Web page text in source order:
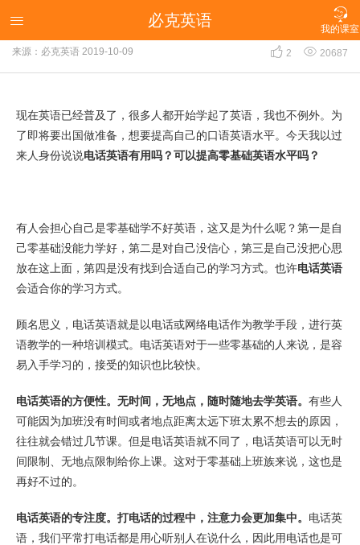

我的课室
 必克英语
电话英语有用吗？可以提高零基础英语水平吗？
来源：必克英语 2019-10-09  2  20687
现在英语已经普及了，很多人都开始学起了英语，我也不例外。为
了即将要出国做准备，想要提高自己的口语英语水平。今天我以过
来人身份说说电话英语有用吗？可以提高零基础英语水平吗？
有人会担心自己是零基础学不好英语，这又是为什么呢？第一是自
己零基础没能力学好，第二是对自己没信心，第三是自己没把心思
放在这上面，第四是没有找到合适自己的学习方式。也许电话英语
会适合你的学习方式。
顾名思义，电话英语就是以电话或网络电话作为教学手段，进行英
语教学的一种培训模式。电话英语对于一些零基础的人来说，是容
易入手学习的，接受的知识也比较快。
电话英语的方便性。无时间，无地点，随时随地去学英语。 有些人
可能因为加班没有时间或者地点距离太远下班太累不想去的原因，
往往就会错过几节课。但是电话英语就不同了，电话英语可以无时
间限制、无地点限制给你上课。这对于零基础上班族来说，这也是
再好不过的。
电话英语的专注度。打电话的过程中，注意力会更加集中。 电话英
语，我们平常打电话都是用心听别人在说什么，因此用电话也是可